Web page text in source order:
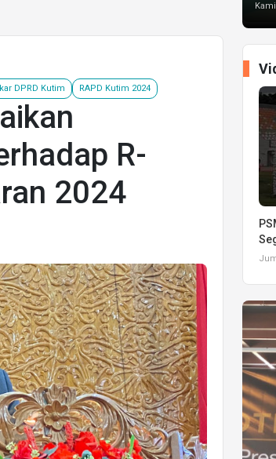
DPRD Kutim RAPD Kutim 2024
R-
2024